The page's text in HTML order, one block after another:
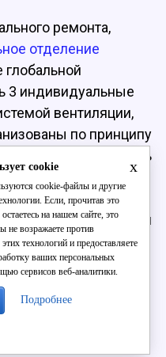
ремонта,
отделение
3 индивидуальные
вентиляции,
по принципу
в больнице есть
операционная,
условия для
реанимации
не радовать.
проведен за счет
x
cookie
cookie-файлы и другие
Если, прочитав это
на нашем сайте, это
не возражаете против
технологий и предоставляете
ваших персональных
сервисов веб-аналитики.
Подробнее